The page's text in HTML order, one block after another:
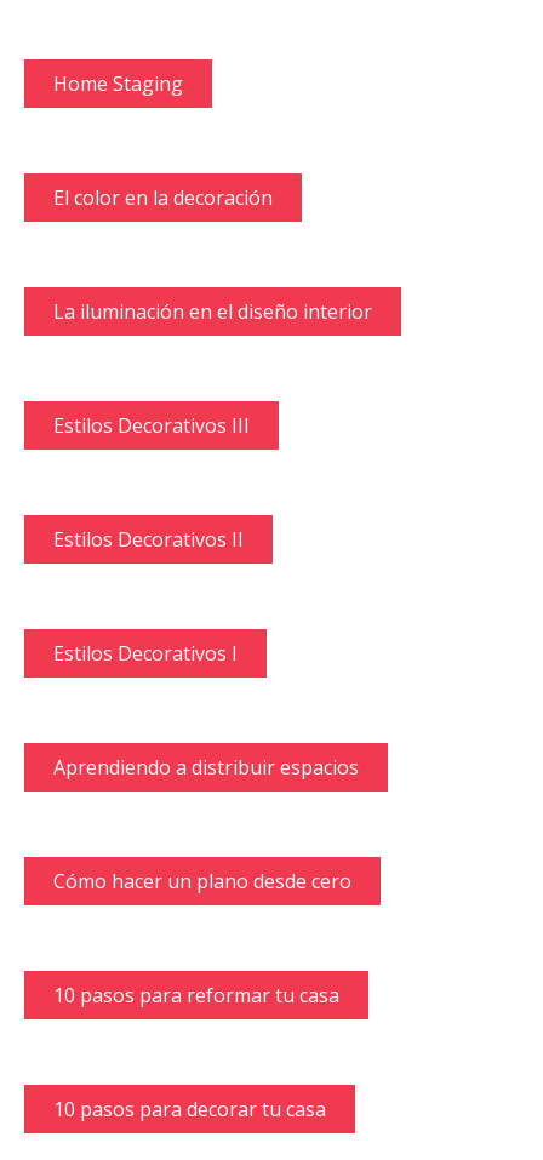
Home Staging
El color en la decoración
La iluminación en el diseño interior
Estilos Decorativos III
Estilos Decorativos II
Estilos Decorativos I
Aprendiendo a distribuir espacios
Cómo hacer un plano desde cero
10 pasos para reformar tu casa
10 pasos para decorar tu casa